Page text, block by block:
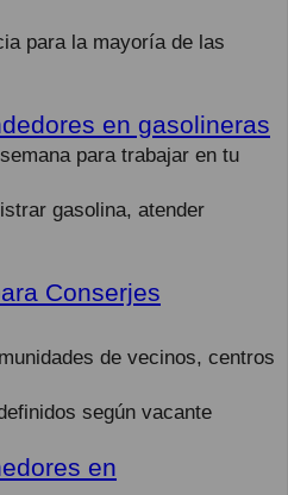
para la mayoría de las
en gasolineras
para trabajar en tu
gasolina, atender
Conserjes
de vecinos, centros
según vacante
en